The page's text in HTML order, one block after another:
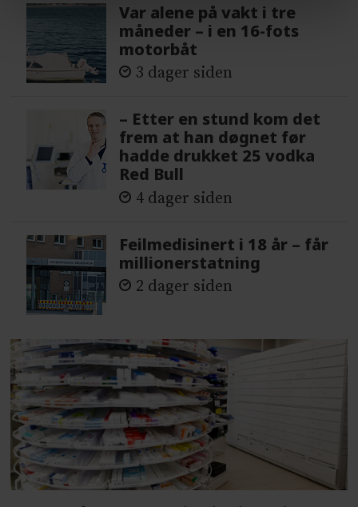
Var alene på vakt i tre
måneder – i en 16-fots
motorbåt
3 dager siden
– Etter en stund kom det
frem at han døgnet før
hadde drukket 25 vodka
Red Bull
4 dager siden
Feilmedisinert i 18 år – får
millionerstatning
2 dager siden